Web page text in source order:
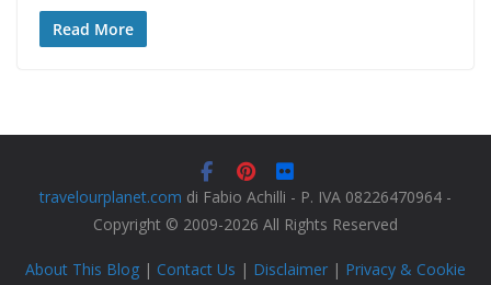
Read More
travelourplanet.com di Fabio Achilli - P. IVA 08226470964 -
Copyright © 2009-2026 All Rights Reserved
About This Blog | Contact Us | Disclaimer | Privacy & Cookie